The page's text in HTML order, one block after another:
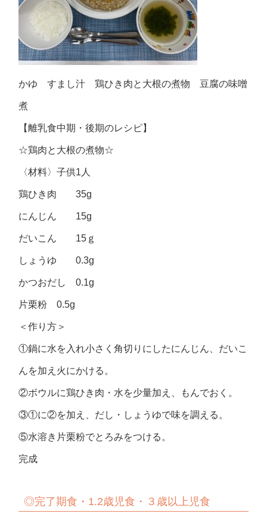
かゆ すまし汁 鶏ひき肉と大根の煮物 豆腐の味噌
煮
【離乳食中期・後期のレシピ】
☆鶏肉と大根の煮物☆
〈材料〉子供1人
鶏ひき肉 35g
にんじん 15g
だいこん 15ｇ
しょうゆ 0.3g
かつおだし 0.1g
片栗粉 0.5g
＜作り方＞
①鍋に水を入れ小さく角切りにしたにんじん、だいこ
んを加え火にかける。
②ボウルに鶏ひき肉・水を少量加え、もんでおく。
③①に②を加え、だし・しょうゆで味を調える。
⑤水溶き片栗粉でとろみをつける。
完成
◎完了期食・1.2歳児食・３歳以上児食